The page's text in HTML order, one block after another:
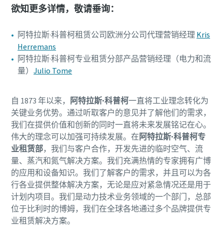
欲知更多详情，敬请垂询：
阿特拉斯·科普柯租赁公司欧洲分公司代理营销经理 Kris
Herremans
阿特拉斯·科普柯专业租赁分部产品营销经理（电力和流
量）Julio Tome
自 1873 年以来， 阿特拉斯·科普柯一直将工业理念转化为
关键业务优势。通过听取客户的意见并了解他们的需求，
我们在提供价值和创新的同时一直将未来发展铭记在心。
伟大的理念可以加强可持续发展。在 阿特拉斯·科普柯专
业租赁部，我们与客户合作，开发先进的临时空气、流
量、蒸汽和氮气解决方案。我们充满热情的专家拥有广博
的应用和设备知识。我们了解客户的需求，并且可以为各
行各业提供整体解决方案，无论是应对紧急情况还是用于
计划内项目。我们是动力技术业务领域的一个部门，总部
位于比利时的博姆，我们在全球各地通过多个品牌提供专
业租赁解决方案。